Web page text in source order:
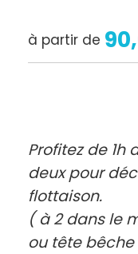
à partir de
Profitez de 1h
deux pour
flottaison.
( à 2 dans le
ou tête